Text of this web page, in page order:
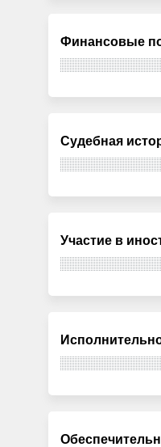
Финансовые
Судебная
Участие в